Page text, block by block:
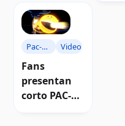
Pac-
Video
Fans
presentan
corto PAC-